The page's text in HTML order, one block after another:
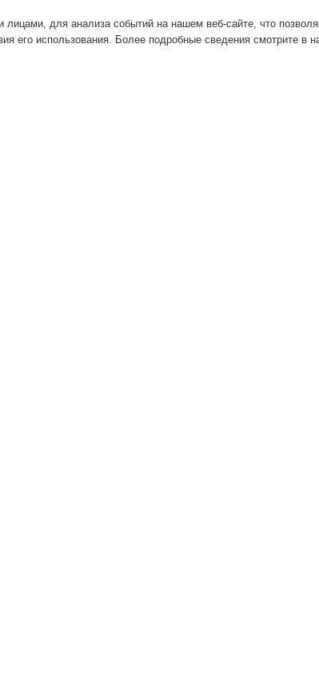
для анализа событий на нашем веб-сайте, что
его использования. Более подробные сведения смотрите в